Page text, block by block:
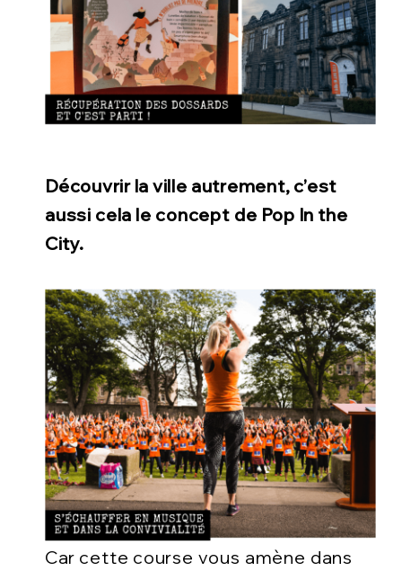
Découvrir la ville autrement, c’est
aussi cela le concept de Pop In the
City.
Car cette course vous amène dans